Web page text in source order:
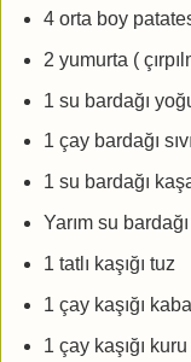
4 orta boy
2 yumurta (
1 su bardağı
1 çay bardağı
1 su bardağı
Yarım su
1 tatlı kaşığı tuz
1 çay kaşığı
1 çay kaşığı